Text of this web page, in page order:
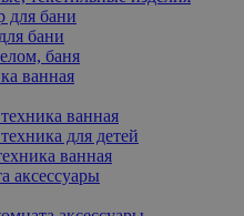
для бани
бани
баня
ванная
ванная
для детей
ванная
аксессуары